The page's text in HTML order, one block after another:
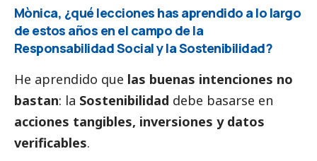
Mònica, ¿qué lecciones has aprendido a lo largo
de estos años en el campo de la
ResponsabilidadSocialy la Sostenibilidad?
He aprendido que las buenas intenciones no
bastan: la Sostenibilidad debe basarse en
acciones tangibles, inversiones y datos
verificables.